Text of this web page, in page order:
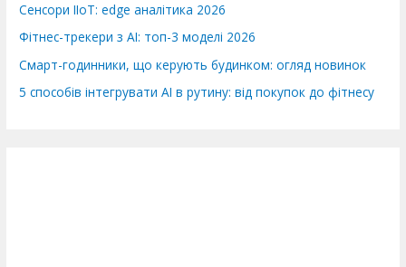
Сенсори IIoT: edge аналітика 2026
Фітнес-трекери з AI: топ-3 моделі 2026
Смарт-годинники, що керують будинком: огляд новинок
5 способів інтегрувати AI в рутину: від покупок до фітнесу